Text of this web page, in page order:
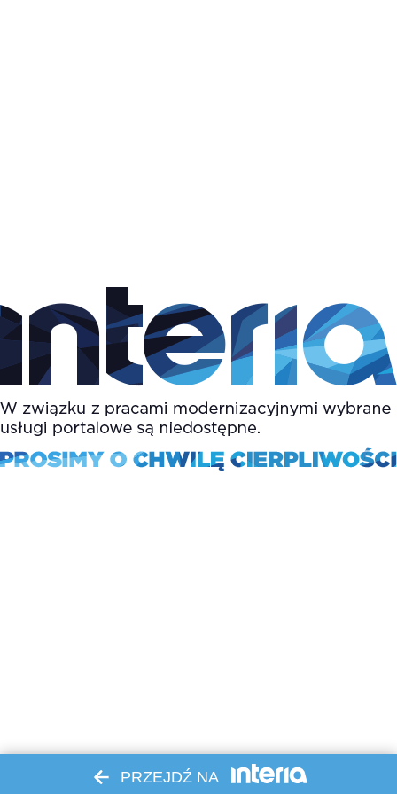
PRZEJDŹ NA